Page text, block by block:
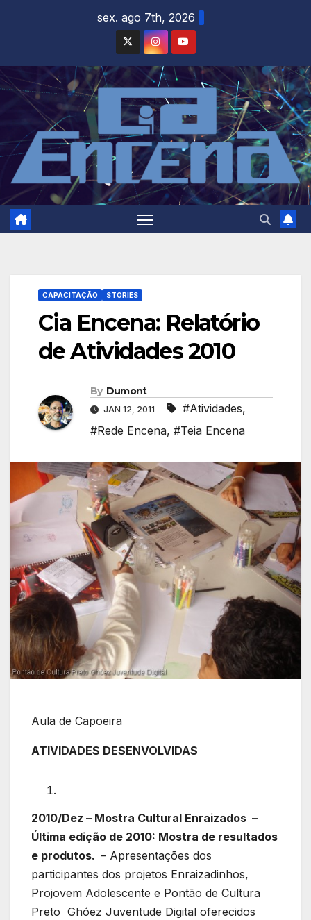
sex. ago 7th, 2026
CAPACITAÇÃO STORIES
Cia Encena: Relatório
de Atividades 2010
By Dumont
JAN 12, 2011 #Atividades,
#Rede Encena, #Teia Encena
Aula de Capoeira
ATIVIDADES DESENVOLVIDAS
2010/Dez – Mostra Cultural Enraizados –
Última edição de 2010: Mostra de resultados
e produtos. – Apresentações dos
participantes dos projetos Enraizadinhos,
Projovem Adolescente e Pontão de Cultura
Preto Ghóez Juventude Digital oferecidos